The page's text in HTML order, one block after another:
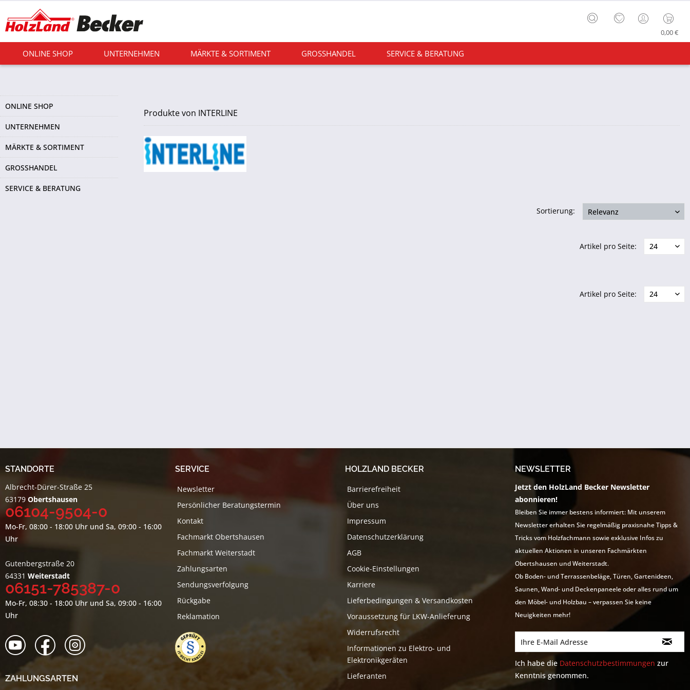
0,00 €
ONLINE SHOP UNTERNEHMEN MÄRKTE & SORTIMENT GROSSHANDEL SERVICE & BERATUNG
ONLINE SHOP
UNTERNEHMEN
MÄRKTE & SORTIMENT
GROSSHANDEL
SERVICE & BERATUNG
Produkte von INTERLINE
Sortierung:
Artikel pro Seite:
Artikel pro Seite:
STANDORTE
Albrecht-Dürer-Straße 25
63179 Obertshausen
06104-9504-0
Mo-Fr, 08:00 - 18:00 Uhr und Sa, 09:00 - 16:00
Uhr
Gutenbergstraße 20
64331 Weiterstadt
06151-785387-0
Mo-Fr, 08:30 - 18:00 Uhr und Sa, 09:00 - 16:00
Uhr
ZAHLUNGSARTEN
SERVICE
Newsletter
Persönlicher Beratungstermin
Kontakt
Fachmarkt Obertshausen
Fachmarkt Weiterstadt
Zahlungsarten
Sendungsverfolgung
Rückgabe
Reklamation
HOLZLAND BECKER
Barrierefreiheit
Über uns
Impressum
Datenschutzerklärung
AGB
Cookie-Einstellungen
Karriere
Lieferbedingungen & Versandkosten
Voraussetzung für LKW-Anlieferung
Widerrufsrecht
Informationen zu Elektro- und
Elektronikgeräten
Lieferanten
NEWSLETTER
Jetzt den HolzLand Becker Newsletter
abonnieren!
Bleiben Sie immer bestens informiert: Mit unserem
Newsletter erhalten Sie regelmäßig praxisnahe Tipps &
Tricks vom Holzfachmann sowie exklusive Infos zu
aktuellen Aktionen in unseren Fachmärkten
Obertshausen und Weiterstadt.
Ob Boden- und Terrassenbeläge, Türen, Gartenideen,
Saunen, Wand- und Deckenpaneele oder alles rund um
den Möbel- und Holzbau – verpassen Sie keine
Neuigkeiten mehr!
Ich habe die Datenschutzbestimmungen zur
Kenntnis genommen.